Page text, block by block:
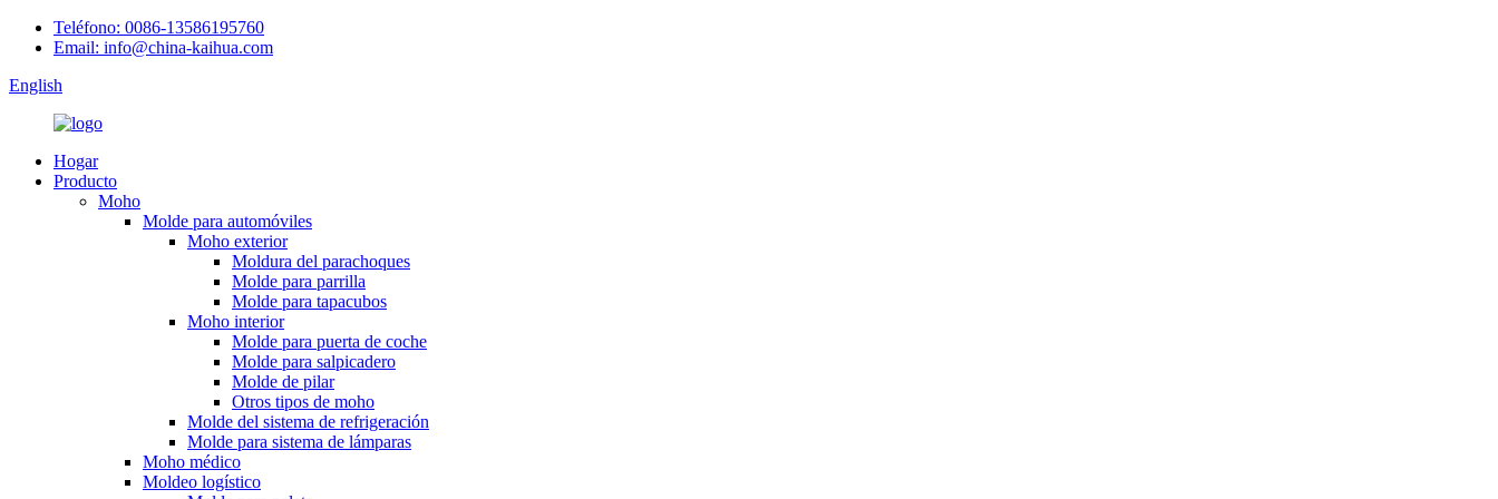
Teléfono: 0086-13586195760
Email: info@china-kaihua.com
English
Hogar
Producto
Moho
Molde para automóviles
Moho exterior
Moldura del parachoques
Molde para parrilla
Molde para tapacubos
Moho interior
Molde para puerta de coche
Molde para salpicadero
Molde de pilar
Otros tipos de moho
Molde del sistema de refrigeración
Molde para sistema de lámparas
Moho médico
Moldeo logístico